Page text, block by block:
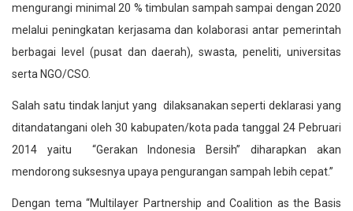
mengurangi minimal 20 % timbulan sampah sampai dengan 2020
melalui peningkatan kerjasama dan kolaborasi antar pemerintah
berbagai level (pusat dan daerah), swasta, peneliti, universitas
serta NGO/CSO.
Salah satu tindak lanjut yang dilaksanakan seperti deklarasi yang
ditandatangani oleh 30 kabupaten/kota pada tanggal 24 Pebruari
2014 yaitu “Gerakan Indonesia Bersih” diharapkan akan
mendorong suksesnya upaya pengurangan sampah lebih cepat.”
Dengan tema “Multilayer Partnership and Coalition as the Basis